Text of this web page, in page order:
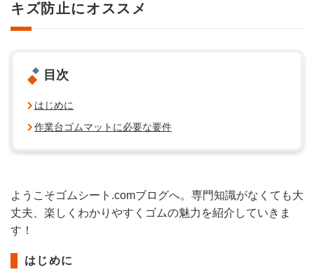
キズ防止にオススメ
目次
はじめに
作業台ゴムマットに必要な要件
ようこそゴムシート.comブログへ。専門知識がなくても大
丈夫、楽しくわかりやすくゴムの魅力を紹介していきま
す！
はじめに